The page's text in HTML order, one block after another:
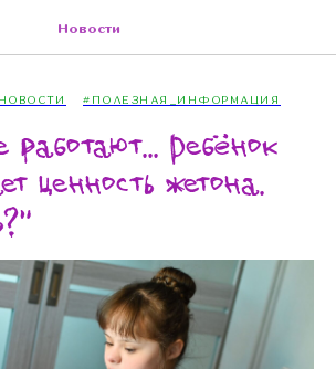
Новости
#ПОЛЕЗНАЯ_ИНФОРМАЦИЯ
работают... Ребёнок
ценность жетона.